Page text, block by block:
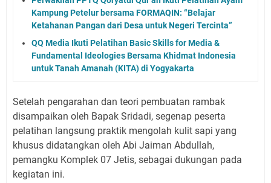
Kampung Petelur bersama FORMAQIN: “Belajar
Ketahanan Pangan dari Desa untuk Negeri Tercinta”
QQ Media Ikuti Pelatihan Basic Skills for Media &
Fundamental Ideologies Bersama Khidmat Indonesia
untuk Tanah Amanah (KITA) di Yogyakarta
Setelah pengarahan dan teori pembuatan rambak
disampaikan oleh Bapak Sridadi, segenap peserta
pelatihan langsung praktik mengolah kulit sapi yang
khusus didatangkan oleh Abi Jaiman Abdullah,
pemangku Komplek 07 Jetis, sebagai dukungan pada
kegiatan ini.